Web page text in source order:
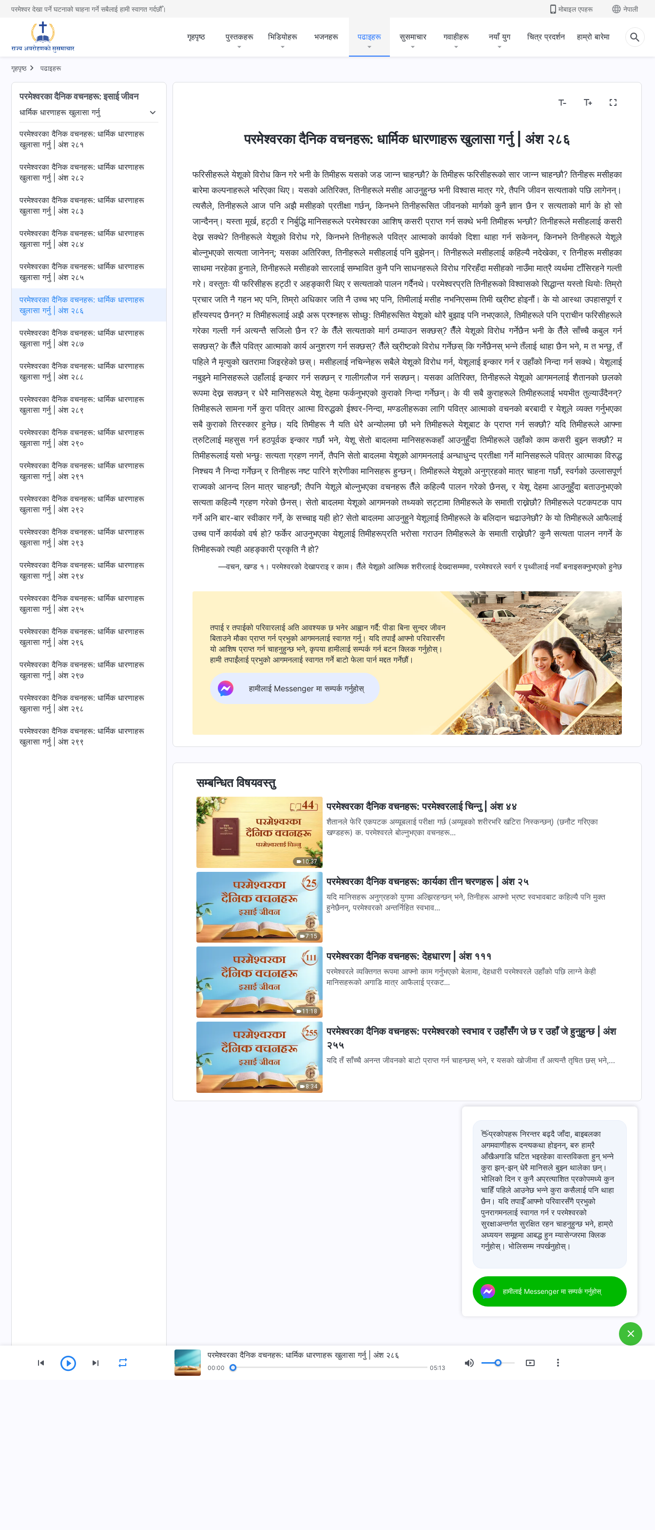
परमेश्वर देखा पर्ने घटनाको चाहना गर्ने सबैलाई हामी स्वागत गर्दछौँ। मोबाइल एपहरू नेपाली
गृहपृष्ठ पुस्तकहरू भिडियोहरू भजनहरू पढाइहरू सुसमाचार गवाहीहरू नयाँ युग चित्र प्रदर्शन हाम्रो बारेमा
गृहपृष्ठ पढाइहरू
परमेश्‍वरका दैनिक वचनहरू: इसाई जीवन
धार्मिक धारणाहरू खुलासा गर्नु
रहस्यहरू धार्मिक धारणाहरू खुलासा गर्नु मानवजातिको भ्रष्टता उजागर गर्नु
परमेश्‍वरका दैनिक वचनहरू: धार्मिक धारणाहरू
खुलासा गर्नु | अंश २८१
परमेश्‍वरका दैनिक वचनहरू: धार्मिक धारणाहरू
खुलासा गर्नु | अंश २८२
परमेश्‍वरका दैनिक वचनहरू: धार्मिक धारणाहरू
खुलासा गर्नु | अंश २८३
परमेश्‍वरका दैनिक वचनहरू: धार्मिक धारणाहरू
खुलासा गर्नु | अंश २८४
परमेश्‍वरका दैनिक वचनहरू: धार्मिक धारणाहरू
खुलासा गर्नु | अंश २८५
परमेश्‍वरका दैनिक वचनहरू: धार्मिक धारणाहरू
खुलासा गर्नु | अंश २८६
परमेश्‍वरका दैनिक वचनहरू: धार्मिक धारणाहरू
खुलासा गर्नु | अंश २८७
परमेश्‍वरका दैनिक वचनहरू: धार्मिक धारणाहरू
खुलासा गर्नु | अंश २८८
परमेश्‍वरका दैनिक वचनहरू: धार्मिक धारणाहरू
खुलासा गर्नु | अंश २८९
परमेश्‍वरका दैनिक वचनहरू: धार्मिक धारणाहरू
खुलासा गर्नु | अंश २९०
परमेश्‍वरका दैनिक वचनहरू: धार्मिक धारणाहरू
खुलासा गर्नु | अंश २९१
परमेश्‍वरका दैनिक वचनहरू: धार्मिक धारणाहरू
खुलासा गर्नु | अंश २९२
परमेश्‍वरका दैनिक वचनहरू: धार्मिक धारणाहरू
खुलासा गर्नु | अंश २९३
परमेश्‍वरका दैनिक वचनहरू: धार्मिक धारणाहरू
खुलासा गर्नु | अंश २९४
परमेश्‍वरका दैनिक वचनहरू: धार्मिक धारणाहरू
खुलासा गर्नु | अंश २९५
परमेश्‍वरका दैनिक वचनहरू: धार्मिक धारणाहरू
खुलासा गर्नु | अंश २९६
परमेश्‍वरका दैनिक वचनहरू: धार्मिक धारणाहरू
खुलासा गर्नु | अंश २९७
परमेश्‍वरका दैनिक वचनहरू: धार्मिक धारणाहरू
खुलासा गर्नु | अंश २९८
परमेश्‍वरका दैनिक वचनहरू: धार्मिक धारणाहरू
खुलासा गर्नु | अंश २९९
परमेश्‍वरका दैनिक वचनहरू: धार्मिक धारणाहरू खुलासा गर्नु | अंश २८६
फरिसीहरूले येशूको विरोध किन गरे भनी के तिमीहरू यसको जड जान्न चाहन्छौ? के तिमीहरू फरिसीहरूको सार जान्न चाहन्छौ? तिनीहरू मसीहका
बारेमा कल्पनाहरूले भरिएका थिए। यसको अतिरिक्त, तिनीहरूले मसीह आउनुहुन्छ भनी विश्‍वास मात्र गरे, तैपनि जीवन सत्यताको पछि लागेनन्।
त्यसैले, तिनीहरूले आज पनि अझै मसीहको प्रतीक्षा गर्छन्, किनभने तिनीहरूसित जीवनको मार्गको कुनै ज्ञान छैन र सत्यताको मार्ग के हो सो
जान्दैनन्। यस्ता मूर्ख, हट्ठी र निर्बुद्धि मानिसहरूले परमेश्‍वरका आशिष्‌ कसरी प्राप्‍त गर्न सक्थे भनी तिमीहरू भन्छौ? तिनीहरूले मसीहलाई कसरी
देख्न सक्थे? तिनीहरूले येशूको विरोध गरे, किनभने तिनीहरूले पवित्र आत्माको कार्यको दिशा थाहा गर्न सकेनन्, किनभने तिनीहरूले येशूले
बोल्नुभएको सत्यता जानेनन्; यसका अतिरिक्त, तिनीहरूले मसीहलाई पनि बुझेनन्। तिनीहरूले मसीहलाई कहिल्यै नदेखेका, र तिनीहरू मसीहका
साथमा नरहेका हुनाले, तिनीहरूले मसीहको सारलाई सम्भावित कुनै पनि साधनहरूले विरोध गरिरहँदा मसीहको नाउँमा मात्रै व्यर्थमा टाँसिरहने गल्ती
गरे। वस्तुतः यी फरिसीहरू हट्ठी र अहङ्कारी थिए र सत्यताको पालन गर्दैनथे। परमेश्‍वरप्रति तिनीहरूको विश्‍वासको सिद्धान्त यस्तो थियोः तिम्रो
प्रचार जति नै गहन भए पनि, तिम्रो अधिकार जति नै उच्च भए पनि, तिमीलाई मसीह नभनिएसम्म तिमी ख्रीष्ट होइनौं। के यो आस्था उपहासपूर्ण र
हाँस्यस्पद छैनन्? म तिमीहरूलाई अझै अरू प्रश्‍नहरू सोध्छु: तिमीहरूसित येशूको थोरै बुझाइ पनि नभएकाले, तिमीहरूले पनि प्राचीन फरिसीहरूले
गरेका गल्ती गर्न अत्यन्तै सजिलो छैन र? के तैँले सत्यताको मार्ग ठम्याउन सक्छस्? तैँले येशूको विरोध गर्नेछैन भनी के तैँले साँच्चै कबुल गर्न
सक्छस्? के तैँले पवित्र आत्माको कार्य अनुशरण गर्न सक्छस्? तैँले ख्रीष्टको विरोध गर्नेछस् कि गर्नेछैनस् भन्‍ने तँलाई थाहा छैन भने, म त भन्छु, तँ
पहिले नै मृत्युको खतरामा जिइरहेको छस्। मसीहलाई नचिन्नेहरू सबैले येशूको विरोध गर्न, येशूलाई इन्कार गर्न र उहाँको निन्दा गर्न सक्थे। येशूलाई
नबुझ्ने मानिसहरूले उहाँलाई इन्कार गर्न सक्छन् र गालीगलौज गर्न सक्छन्। यसका अतिरिक्त, तिनीहरूले येशूको आगमनलाई शैतानको छलको
रूपमा देख्न सक्छन् र धेरै मानिसहरूले येशू देहमा फर्कनुभएको कुराको निन्दा गर्नेछन्। के यी सबै कुराहरूले तिमीहरूलाई भयभीत तुल्याउँदैनन्?
तिमीहरूले सामना गर्ने कुरा पवित्र आत्मा विरुद्धको ईश्‍वर-निन्दा, मण्डलीहरूका लागि पवित्र आत्माको वचनको बरबादी र येशूले व्यक्त गर्नुभएका
सबै कुराको तिरस्कार हुनेछ। यदि तिमीहरू नै यति धेरै अन्योलमा छौ भने तिमीहरूले येशूबाट के प्राप्‍त गर्न सक्छौ? यदि तिमीहरूले आफ्ना
त्रुटिलाई महसुस गर्न हठपूर्वक इन्कार गर्छौ भने, येशू सेतो बादलमा मानिसहरूकहाँ आउनुहुँदा तिमीहरूले उहाँको काम कसरी बुझ्न सक्छौ? म
तिमीहरूलाई यसो भन्छुः सत्यता ग्रहण नगर्ने, तैपनि सेतो बादलमा येशूको आगमनलाई अन्धाधुन्द प्रतीक्षा गर्ने मानिसहरूले पवित्र आत्माका विरुद्ध
निश्‍चय नै निन्दा गर्नेछन् र तिनीहरू नष्ट पारिने श्रेणीका मानिसहरू हुन्छन्। तिमीहरूले येशूको अनुग्रहको मात्र चाहना गर्छौ, स्वर्गको उल्लासपूर्ण
राज्यको आनन्द लिन मात्र चाहन्छौं; तैपनि येशूले बोल्नुभएका वचनहरू तैँले कहिल्यै पालन गरेको छैनस्, र येशू देहमा आउनुहुँदा बताउनुभएको
सत्यता कहिल्यै ग्रहण गरेको छैनस्। सेतो बादलमा येशूको आगमनको तथ्यको सट्टामा तिमीहरूले के समाती राख्नेछौ? तिमीहरूले पटकपटक पाप
गर्ने अनि बार-बार स्वीकार गर्ने, के सच्चाइ यही हो? सेतो बादलमा आउनुहुने येशूलाई तिमीहरूले के बलिदान चढाउनेछौ? के यो तिमीहरूले आफैलाई
उच्च पार्ने कार्यको वर्ष हो? फर्केर आउनुभएका येशूलाई तिमीहरूप्रति भरोसा गराउन तिमीहरूले के समाती राख्नेछौ? कुनै सत्यता पालन नगर्ने के
तिमीहरूको त्यही अहङ्कारी प्रकृति नै हो?
—वचन, खण्ड १। परमेश्‍वरको देखापराइ र काम। तैँले येशूको आत्मिक शरीरलाई देख्दासम्ममा, परमेश्‍वरले स्वर्ग र पृथ्वीलाई नयाँ बनाइसक्‍नुभएको हुनेछ
तपाई र तपाईको परिवारलाई अति आवश्यक छ भनेर आह्वान गर्दै: पीडा बिना सुन्दर जीवन
बिताउने मौका प्राप्त गर्न प्रभुको आगमनलाई स्वागत गर्नु। यदि तपाईं आफ्नो परिवारसँग
यो आशिष प्राप्त गर्न चाहनुहुन्छ भने, कृपया हामीलाई सम्पर्क गर्न बटन क्लिक गर्नुहोस्।
हामी तपाईंलाई प्रभुको आगमनलाई स्वागत गर्ने बाटो फेला पार्न मद्दत गर्नेछौं।
हामीलाई Messenger मा सम्पर्क गर्नुहोस्
सम्बन्धित विषयवस्तु
10:37
परमेश्‍वरका दैनिक वचनहरू: परमेश्‍वरलाई चिन्‍नु | अंश ४४
शैतानले फेरि एकपटक अय्यूबलाई परीक्षा गर्छ (अय्यूबको शरीरभरि खटिरा निस्कन्छन्) (छनौट गरिएका
खण्डहरू) क. परमेश्‍वरले बोल्नुभएका वचनहरू...
7:15
परमेश्‍वरका दैनिक वचनहरू: कार्यका तीन चरणहरू | अंश २५
यदि मानिसहरू अनुग्रहको युगमा अल्झिरहन्छन् भने, तिनीहरू आफ्नो भ्रष्ट स्वभावबाट कहिल्यै पनि मुक्त
हुनेछैनन्, परमेश्‍वरको अन्तर्निहित स्वभाव...
11:18
परमेश्‍वरका दैनिक वचनहरू: देहधारण | अंश १११
परमेश्‍वरले व्यक्तिगत रूपमा आफ्नो काम गर्नुभएको बेलामा, देहधारी परमेश्‍वरले उहाँको पछि लाग्‍ने केही
मानिसहरूको अगाडि मात्र आफैलाई प्रकट...
8:34
परमेश्‍वरका दैनिक वचनहरू: परमेश्‍वरको स्वभाव र उहाँसँग जे छ र उहाँ जे हुनुहुन्छ | अंश
२५५
यदि तँ साँच्‍चै अनन्त जीवनको बाटो प्राप्त गर्न चाहन्छस् भने, र यसको खोजीमा तँ अत्यन्तै तृषित छस् भने,
👋प्रकोपहरू निरन्तर बढ्दै जाँदा, बाइबलका
अगमवाणीहरू दन्त्यकथा होइनन्, बरु हाम्रै
आँखैअगाडि घटित भइरहेका वास्तविकता हुन् भन्ने
कुरा झन्-झन् धेरै मानिसले बुझ्न थालेका छन्।
भोलिको दिन र कुनै अप्रत्याशित प्रकोपमध्ये कुन
चाहिँ पहिले आउनेछ भन्ने कुरा कसैलाई पनि थाहा
छैन। यदि तपाईँ आफ्नो परिवारसँगै प्रभुको
पुनरागमनलाई स्वागत गर्न र परमेश्‍वरको
सुरक्षाअन्तर्गत सुरक्षित रहन चाहनुहुन्छ भने, हाम्रो
अध्ययन समूहमा आबद्ध हुन म्यासेन्जरमा क्लिक
गर्नुहोस्। भोलिसम्म नपर्खनुहोस्।
हामीलाई Messenger मा सम्पर्क गर्नुहोस्
परमेश्‍वरका दैनिक वचनहरू: धार्मिक धारणाहरू खुलासा गर्नु | अंश २८६
00:00 05:13